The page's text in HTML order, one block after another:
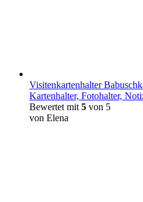
Visitenkartenhalter
Kartenhalter, Fotohalter,
Bewertet mit 5 von 5
von Elena